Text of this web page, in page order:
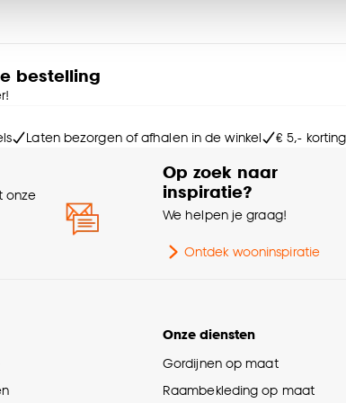
bestelling
Laten bezorgen of afhalen in de winkel € 5,-
onze
Op zoek naar
inspiratie?
We helpen je graag!
Ontdek wooninspiratie
Onze diensten
Gordijnen op maat
Raambekleding op maat